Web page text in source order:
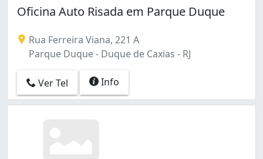
Oficina Auto Risada em Parque Duque
Rua Ferreira Viana, 221 A
Parque Duque - Duque de Caxias - RJ
Ver Tel Info